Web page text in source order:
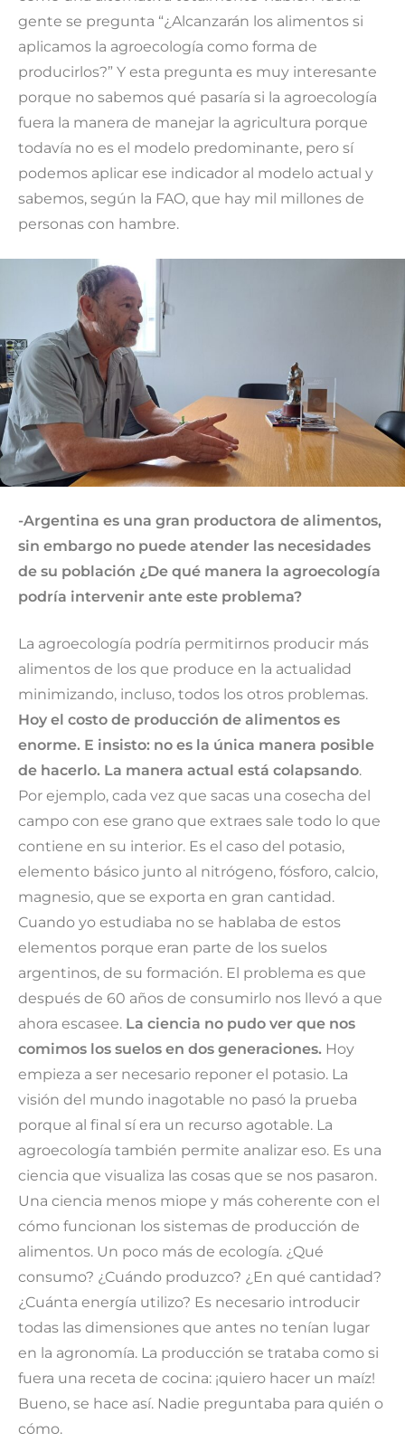
gente se pregunta “¿Alcanzarán los alimentos si
aplicamos la agroecología como forma de
producirlos?” Y esta pregunta es muy interesante
porque no sabemos qué pasaría si la agroecología
fuera la manera de manejar la agricultura porque
todavía no es el modelo predominante, pero sí
podemos aplicar ese indicador al modelo actual y
sabemos, según la FAO, que hay mil millones de
personas con hambre.
-Argentina es una gran productora de alimentos,
sin embargo no puede atender las necesidades
de su población ¿De qué manera la agroecología
podría intervenir ante este problema?
La agroecología podría permitirnos producir más
alimentos de los que produce en la actualidad
minimizando, incluso, todos los otros problemas.
Hoy el costo de producción de alimentos es
enorme. E insisto: no es la única manera posible
de hacerlo. La manera actual está colapsando.
Por ejemplo, cada vez que sacas una cosecha del
campo con ese grano que extraes sale todo lo que
contiene en su interior. Es el caso del potasio,
elemento básico junto al nitrógeno, fósforo, calcio,
magnesio, que se exporta en gran cantidad.
Cuando yo estudiaba no se hablaba de estos
elementos porque eran parte de los suelos
argentinos, de su formación. El problema es que
después de 60 años de consumirlo nos llevó a que
ahora escasee. La ciencia no pudo ver que nos
comimos los suelos en dos generaciones. Hoy
empieza a ser necesario reponer el potasio. La
visión del mundo inagotable no pasó la prueba
porque al final sí era un recurso agotable. La
agroecología también permite analizar eso. Es una
ciencia que visualiza las cosas que se nos pasaron.
Una ciencia menos miope y más coherente con el
cómo funcionan los sistemas de producción de
alimentos. Un poco más de ecología. ¿Qué
consumo? ¿Cuándo produzco? ¿En qué cantidad?
¿Cuánta energía utilizo? Es necesario introducir
todas las dimensiones que antes no tenían lugar
en la agronomía. La producción se trataba como si
fuera una receta de cocina: ¡quiero hacer un maíz!
Bueno, se hace así. Nadie preguntaba para quién o
cómo.